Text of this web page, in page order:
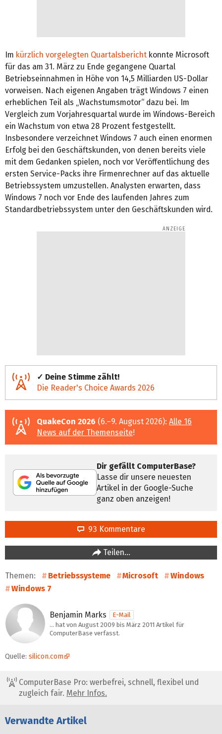
Im kürzlich vorgelegten Quartalsbericht konnte Microsoft
für das am 31. März zu Ende gegangene Quartal
Betriebseinnahmen in Höhe von 14,5 Milliarden US-Dollar
vorweisen. Nach eigenen Angaben trägt Windows 7 einen
erheblichen Teil als „Wachstumsmotor“ dazu bei. Im
Vergleich zum Vorjahresquartal wurde im Windows-Bereich
ein Wachstum von etwa 28 Prozent festgestellt.
Insbesondere verzeichnet Windows 7 auch einen enormen
Erfolg bei den Geschäftskunden, von denen bereits viele
mit dem Gedanken spielen, noch vor Veröffentlichung des
ersten Service-Packs ihre Firmenrechner auf das aktuelle
Betriebssystem umzustellen. Analysten erwarten, dass
Windows 7 noch vor Ende des laufenden Jahres zum
Standardbetriebssystem unter den Geschäftskunden wird.
✓ Deine Stimme zählt!
Die Reader's Choice Awards 2026
QuakeCon 2026 (6.–9. August 2026): Alle 16
News auf der Themenseite!
Dir gefällt ComputerBase?
Lasse dir unsere neuesten
Artikel in der Google-Suche
ganz oben anzeigen!
93 Kommentare
Teilen…
Themen: Betriebssysteme Microsoft
Windows
Windows 7
Benjamin Marks
E-Mail
… hat von August 2009 bis März 2011 Artikel für
ComputerBase verfasst.
Quelle: silicon.com
ComputerBase Pro: werbefrei, schnell, flexibel und
zugleich fair. Mehr Infos.
Verwandte Artikel